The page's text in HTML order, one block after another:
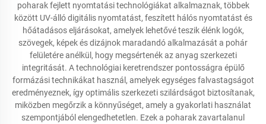
poharak fejlett nyomtatási technológiákat alkalmaznak, többek
között UV-álló digitális nyomtatást, feszített hálós nyomtatást és
hőátadásos eljárásokat, amelyek lehetővé teszik élénk logók,
szövegek, képek és dizájnok maradandó alkalmazását a pohár
felületére anélkül, hogy megsértenék az anyag szerkezeti
integritását. A technológiai keretrendszer pontosságra épülő
formázási technikákat használ, amelyek egységes falvastagságot
eredményeznek, így optimális szerkezeti szilárdságot biztosítanak,
miközben megőrzik a könnyűséget, amely a gyakorlati használat
szempontjából elengedhetetlen. Ezek a poharak zavartalanul